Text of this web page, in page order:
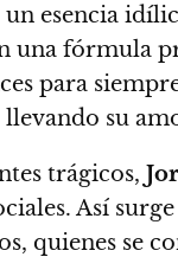
esencia
fórmula
para
su
trágicos,
Así surge
quienes se